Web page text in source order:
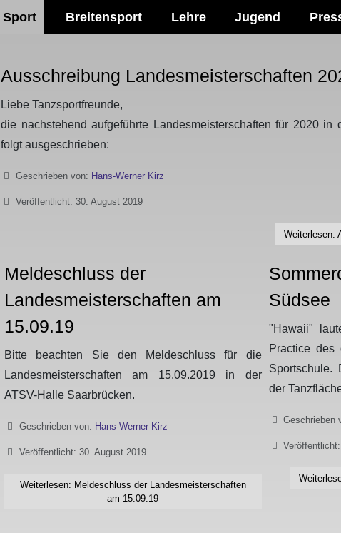
Sport Breitensport Lehre Jugend
Ausschreibung Landesmeisterschaften
Liebe Tanzsportfreunde,
die nachstehend aufgeführte Landesmeisterschaften für 2020
folgt ausgeschrieben:
DetailsGeschrieben von: Hans-Werner Kirz
Veröffentlicht: 30. August 2019
Weiterlesen:
Meldeschluss der
Landesmeisterschaften am
15.09.19
Bitte beachten Sie den Meldeschluss für die
Landesmeisterschaften am 15.09.2019 in der
ATSV-Halle Saarbrücken.
DetailsGeschrieben von: Hans-Werner Kirz
Veröffentlicht: 30. August 2019
Weiterlesen: Meldeschluss der Landesmeisterschaften
am 15.09.19
Südsee
"Hawaii"
Practice des
Sportschule.
der
Details
Geschrieben